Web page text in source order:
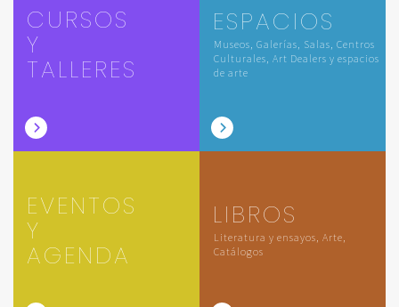
CURSOS
Y
TALLERES
ESPACIOS
Museos, Galerías, Salas, Centros
Culturales, Art Dealers y espacios
de arte
EVENTOS
Y
AGENDA
LIBROS
Literatura y ensayos, Arte,
Catálogos